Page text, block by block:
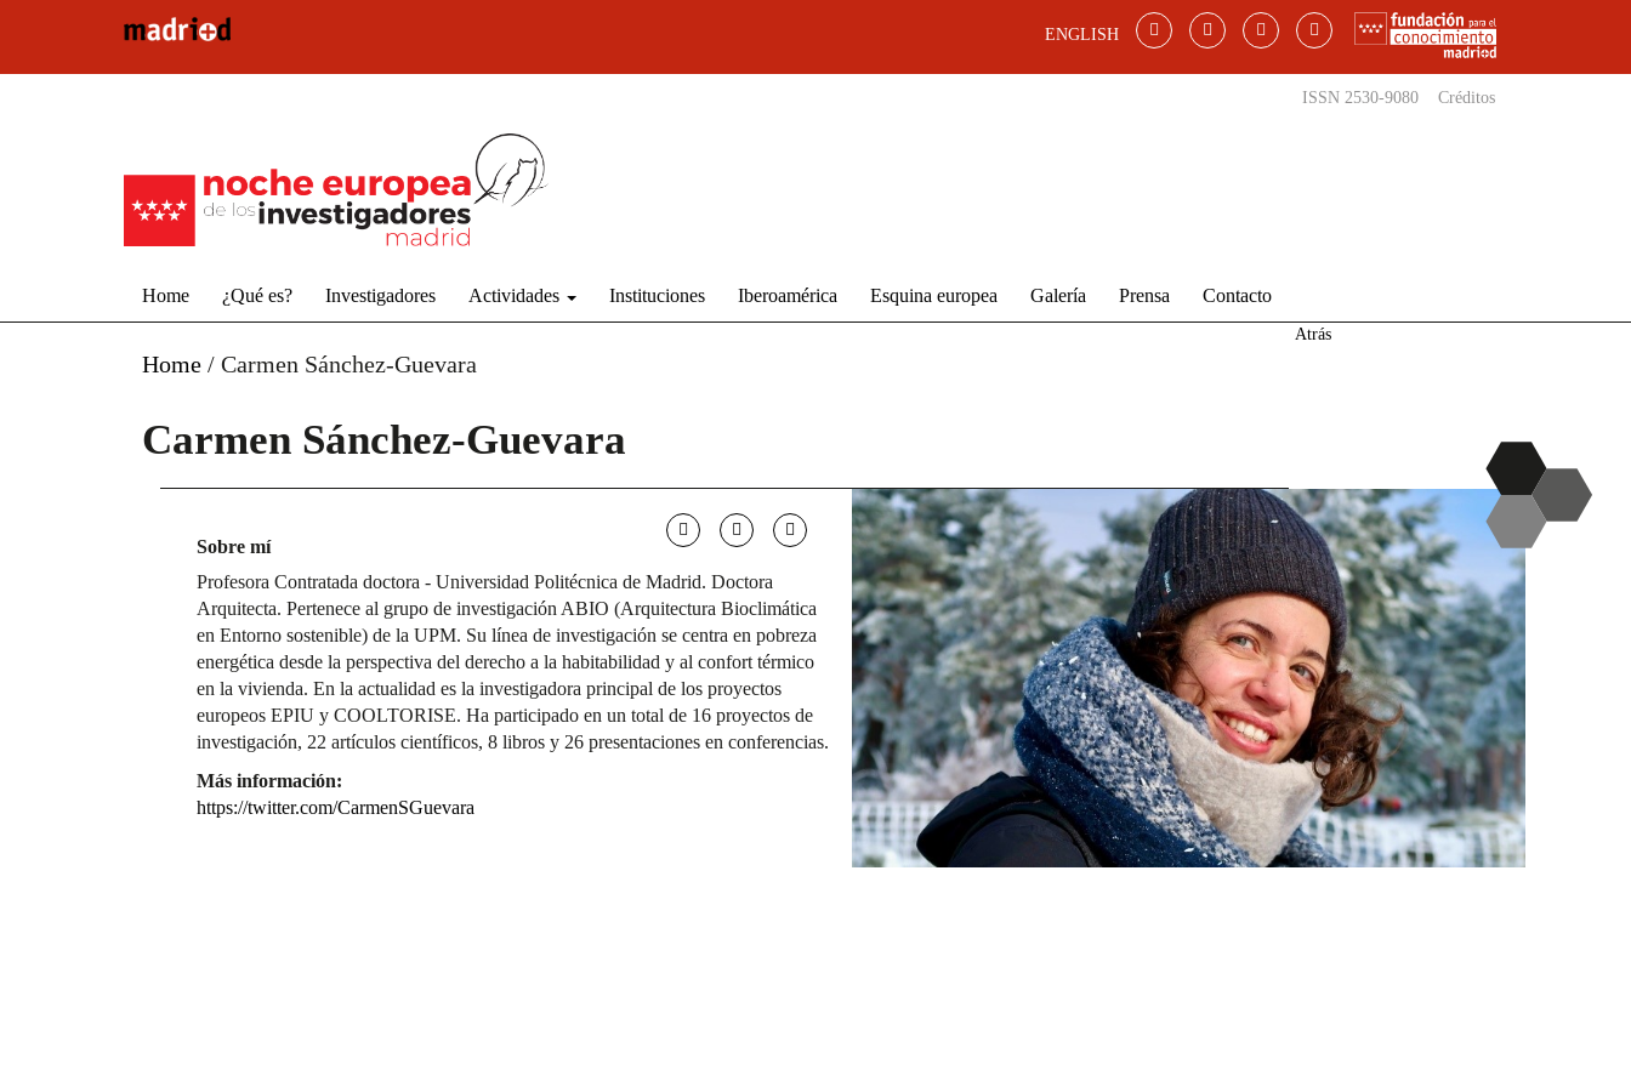
ENGLISH
ISSN 2530-9080 Créditos
Home ¿Qué es? Investigadores Actividades Instituciones Iberoamérica Esquina europea Galería Prensa Contacto
Home / Carmen Sánchez-Guevara
Atrás
Carmen Sánchez-Guevara
Sobre mí
Profesora Contratada doctora - Universidad Politécnica de Madrid. Doctora
Arquitecta. Pertenece al grupo de investigación ABIO (Arquitectura Bioclimática
en Entorno sostenible) de la UPM. Su línea de investigación se centra en pobreza
energética desde la perspectiva del derecho a la habitabilidad y al confort térmico
en la vivienda. En la actualidad es la investigadora principal de los proyectos
europeos EPIU y COOLTORISE. Ha participado en un total de 16 proyectos de
investigación, 22 artículos científicos, 8 libros y 26 presentaciones en conferencias.
Más información:
https://twitter.com/CarmenSGuevara